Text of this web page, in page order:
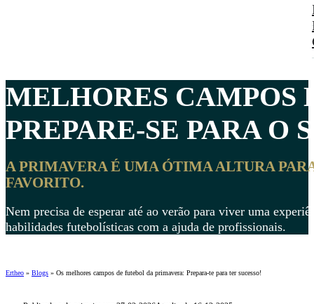
MELHORES CAMPOS
PREPARE-SE PARA O
A PRIMAVERA É UMA ÓTIMA ALTURA
FAVORITO.
Nem precisa de esperar até ao verão para viver uma
habilidades futebolísticas com a ajuda de profissionais.
Ertheo » Blogs » Os melhores campos de futebol da primavera: Prepara-te para ter sucesso!